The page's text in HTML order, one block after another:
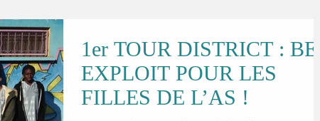
1er TOUR DISTRICT : BEL
EXPLOIT POUR LES
FILLES DE L’AS !